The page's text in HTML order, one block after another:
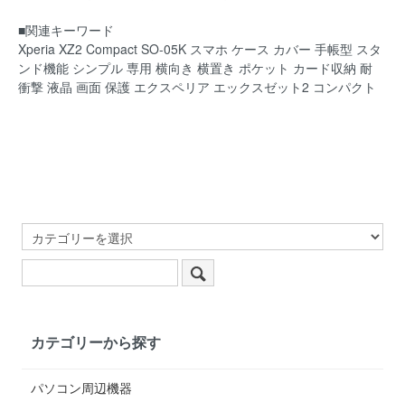
■関連キーワード
Xperia XZ2 Compact SO-05K スマホ ケース カバー 手帳型 スタ
ンド機能 シンプル 専用 横向き 横置き ポケット カード収納 耐
衝撃 液晶 画面 保護 エクスペリア エックスゼット2 コンパクト
カテゴリーから探す
パソコン周辺機器